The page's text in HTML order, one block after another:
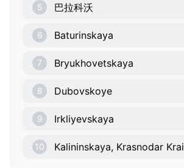
5 巴拉科沃
6 Baturinskaya
7 Bryukhovetskaya
8 Dubovskoye
9 Irkliyevskaya
10 Kalininskaya, Krasnodar Krai